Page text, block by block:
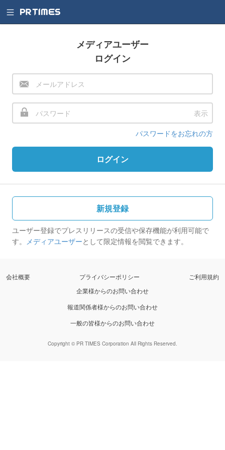
メディアユーザー
ログイン
表示
パスワードをお忘れの方
ログイン
新規登録
ユーザー登録でプレスリリースの受信や保存機能が利用可能で
す。 メディアユーザーとして限定情報を閲覧できます。
会社概要 プライバシーポリシー
ご利用規約
企業様からのお問い合わせ
報道関係者様からのお問い合わせ
一般の皆様からのお問い合わせ
Copyright © PR TIMES Corporation All Rights Reserved.